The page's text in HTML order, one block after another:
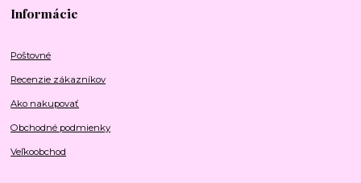
Informácie
Poštovné
Recenzie zákazníkov
Ako nakupovať
Obchodné podmienky
Veľkoobchod